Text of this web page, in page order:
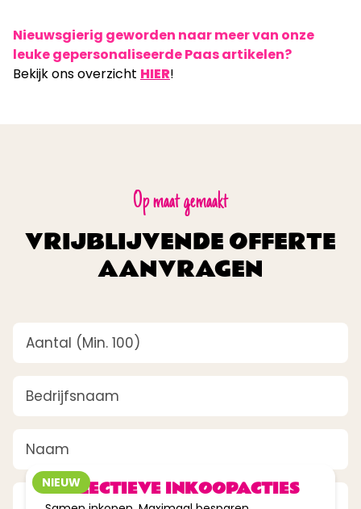
Nieuwsgierig geworden naar meer van onze
leuke gepersonaliseerde Paas artikelen?
Bekijk ons overzicht HIER!
Op maat gemaakt
VRIJBLIJVENDE OFFERTE
AANVRAGEN
(Vereist)
E-mailadres(Vereist)
NIEUW
COLLECTIEVE INKOOPACTIES